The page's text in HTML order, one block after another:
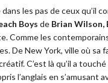
dans les pas de ceux qu’il
Boys de Brian Wilson,
Comme les
De New York, ville où sa
C’est là qu’il a
l’anglais en